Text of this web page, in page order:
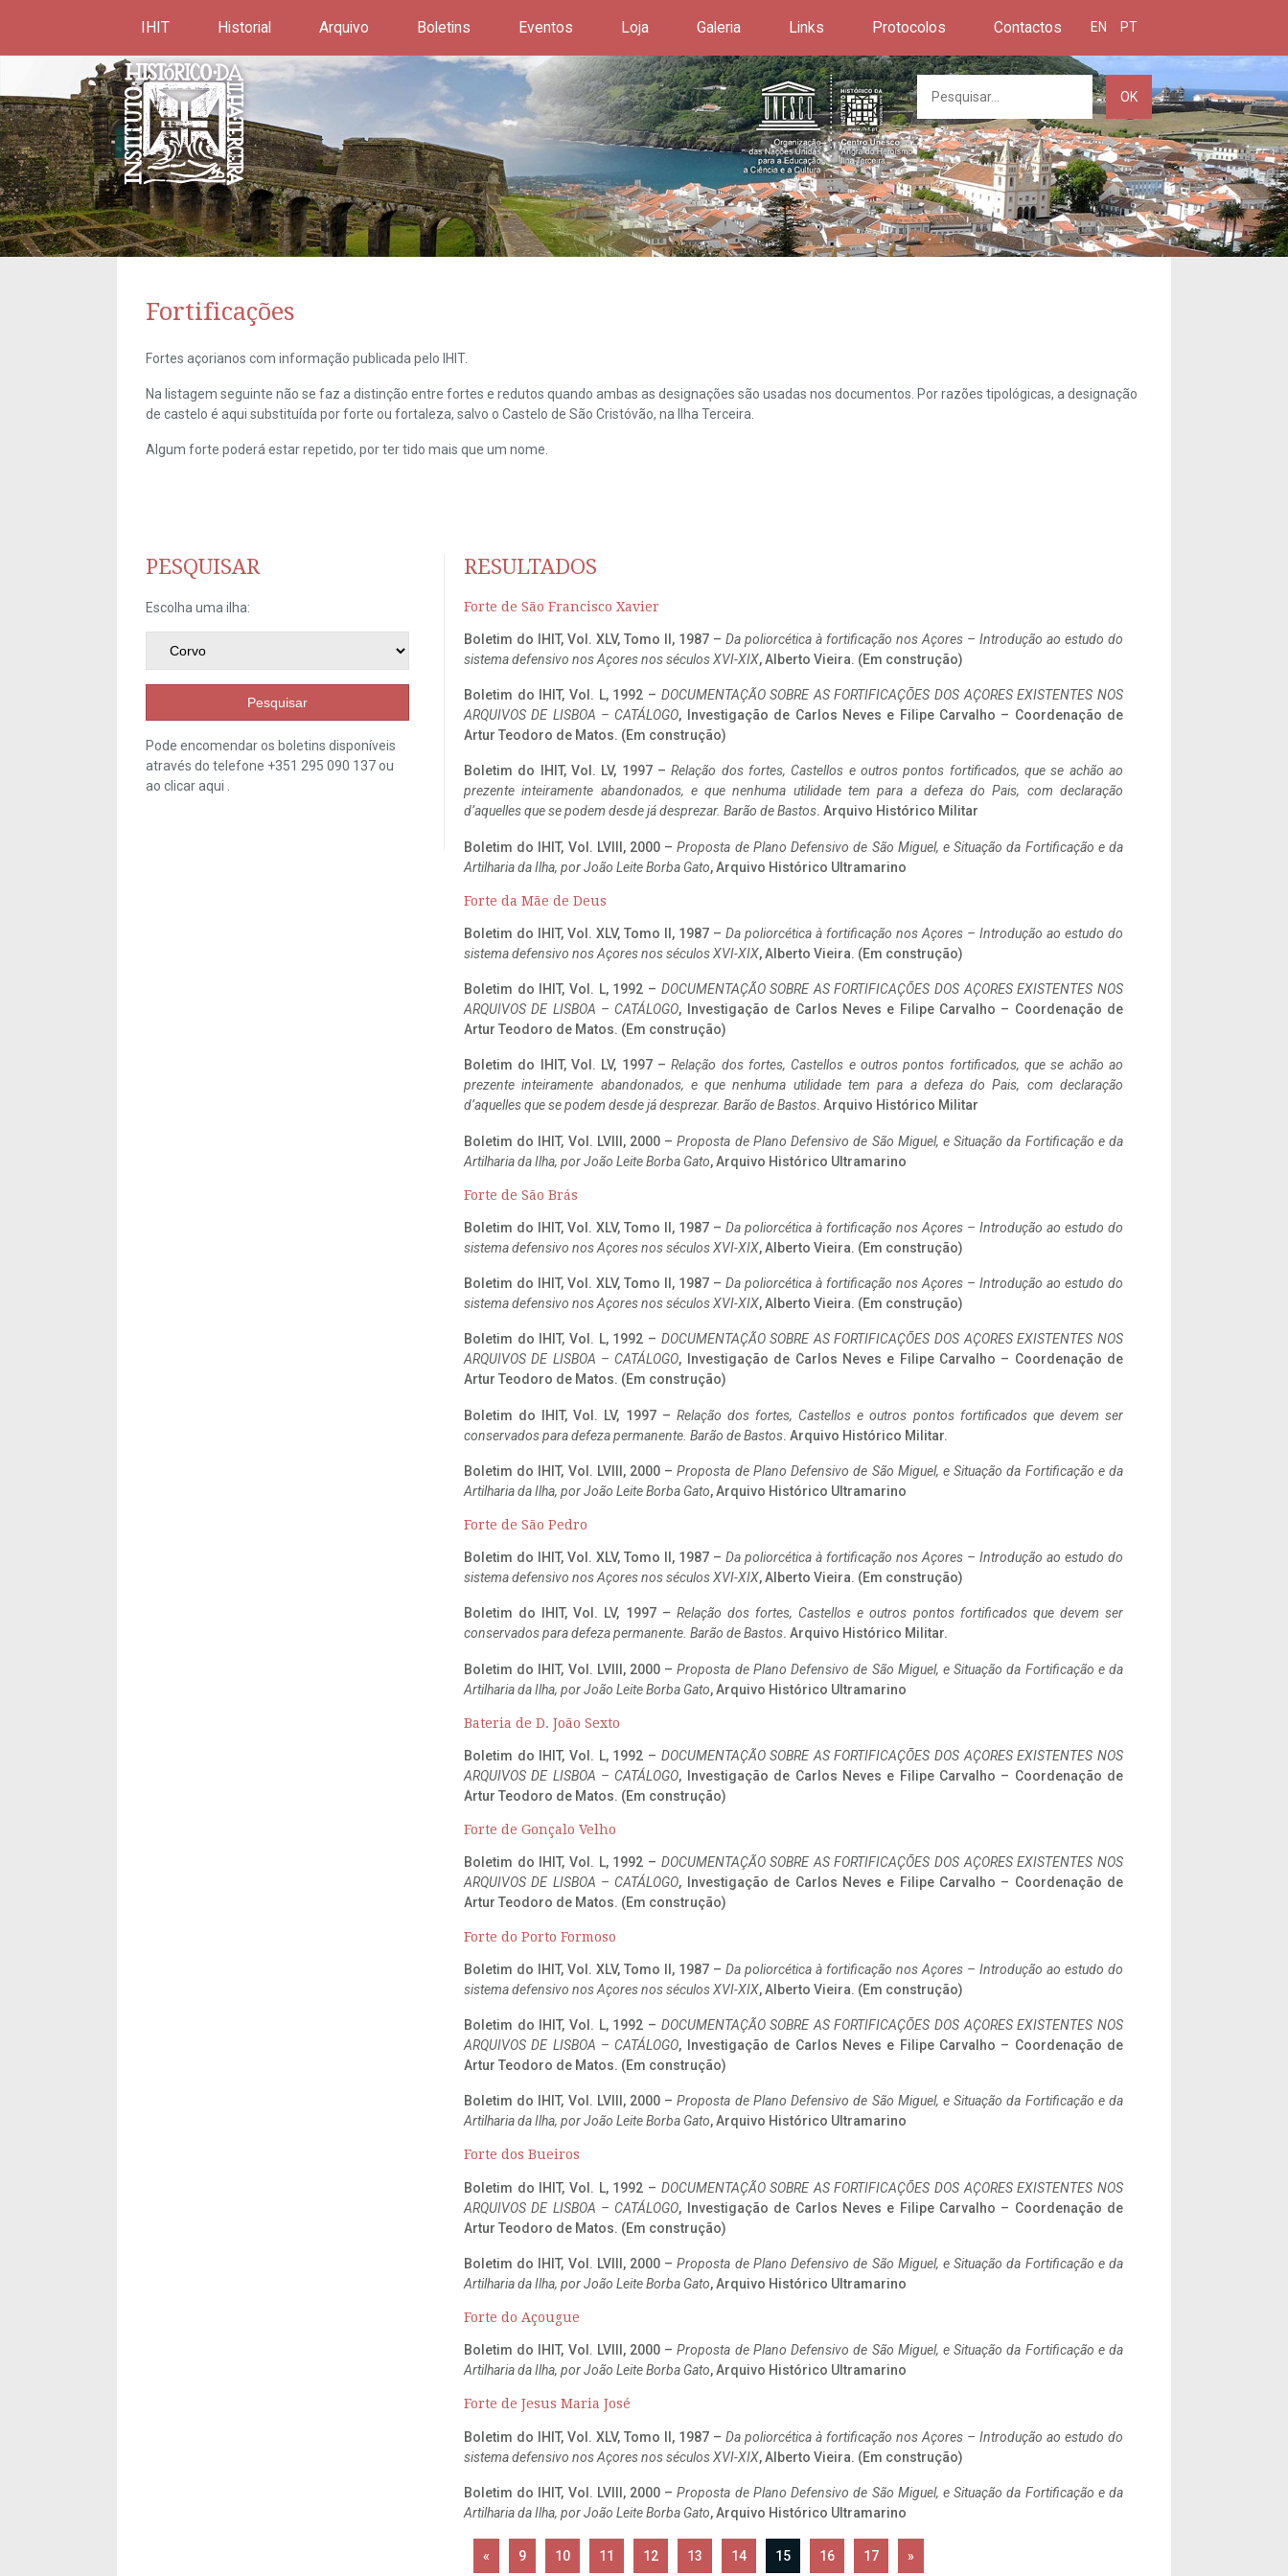
IHIT Historial Arquivo Boletins Eventos Loja Galeria Links Protocolos Contactos EN PT
OK
Fortificações
Fortes açorianos com informação publicada pelo IHIT.
Na listagem seguinte não se faz a distinção entre fortes e redutos quando ambas as designações são usadas nos documentos. Por razões tipológicas, a designação
de castelo é aqui substituída por forte ou fortaleza, salvo o Castelo de São Cristóvão, na Ilha Terceira.
Algum forte poderá estar repetido, por ter tido mais que um nome.
PESQUISAR
Escolha uma ilha:
Pesquisar
Pode encomendar os boletins disponíveis
através do telefone +351 295 090 137 ou
ao clicaraqui
RESULTADOS
Forte de São Francisco Xavier
Boletim do IHIT, Vol. XLV, Tomo II, 1987 – Da poliorcética à fortificação nos Açores – Introdução ao estudo do
sistema defensivo nos Açores nos séculos XVI-XIX, Alberto Vieira. (Em construção)
Boletim do IHIT, Vol. L, 1992 – DOCUMENTAÇÃO SOBRE AS FORTIFICAÇÕES DOS AÇORES EXISTENTES NOS
ARQUIVOS DE LISBOA – CATÁLOGO, Investigação de Carlos Neves e Filipe Carvalho – Coordenação de
Artur Teodoro de Matos. (Em construção)
Boletim do IHIT, Vol. LV, 1997 –Relação dos fortes, Castellos e outros pontos fortificados, que se achão ao
prezente inteiramente abandonados, e que nenhuma utilidade tem para a defeza do Pais, com declaração
d’aquelles que se podem desde já desprezar. Barão de Bastos. Arquivo Histórico Militar
Boletim do IHIT, Vol. LVIII, 2000 –Proposta de Plano Defensivo de São Miguel, e Situação da Fortificação e da
Artilharia da Ilha, por João Leite Borba Gato, Arquivo Histórico Ultramarino
Forte da Mãe de Deus
Boletim do IHIT, Vol. XLV, Tomo II, 1987 – Da poliorcética à fortificação nos Açores – Introdução ao estudo do
sistema defensivo nos Açores nos séculos XVI-XIX, Alberto Vieira. (Em construção)
Boletim do IHIT, Vol. L, 1992 – DOCUMENTAÇÃO SOBRE AS FORTIFICAÇÕES DOS AÇORES EXISTENTES NOS
ARQUIVOS DE LISBOA – CATÁLOGO, Investigação de Carlos Neves e Filipe Carvalho – Coordenação de
Artur Teodoro de Matos. (Em construção)
Boletim do IHIT, Vol. LV, 1997 –Relação dos fortes, Castellos e outros pontos fortificados, que se achão ao
prezente inteiramente abandonados, e que nenhuma utilidade tem para a defeza do Pais, com declaração
d’aquelles que se podem desde já desprezar. Barão de Bastos. Arquivo Histórico Militar
Boletim do IHIT, Vol. LVIII, 2000 –Proposta de Plano Defensivo de São Miguel, e Situação da Fortificação e da
Artilharia da Ilha, por João Leite Borba Gato, Arquivo Histórico Ultramarino
Forte de São Brás
Boletim do IHIT, Vol. XLV, Tomo II, 1987 – Da poliorcética à fortificação nos Açores – Introdução ao estudo do
sistema defensivo nos Açores nos séculos XVI-XIX, Alberto Vieira. (Em construção)
Boletim do IHIT, Vol. XLV, Tomo II, 1987 – Da poliorcética à fortificação nos Açores – Introdução ao estudo do
sistema defensivo nos Açores nos séculos XVI-XIX, Alberto Vieira. (Em construção)
Boletim do IHIT, Vol. L, 1992 – DOCUMENTAÇÃO SOBRE AS FORTIFICAÇÕES DOS AÇORES EXISTENTES NOS
ARQUIVOS DE LISBOA – CATÁLOGO, Investigação de Carlos Neves e Filipe Carvalho – Coordenação de
Artur Teodoro de Matos. (Em construção)
Boletim do IHIT, Vol. LV, 1997 – Relação dos fortes, Castellos e outros pontos fortificados que devem ser
conservados para defeza permanente. Barão de Bastos. Arquivo Histórico Militar.
Boletim do IHIT, Vol. LVIII, 2000 –Proposta de Plano Defensivo de São Miguel, e Situação da Fortificação e da
Artilharia da Ilha, por João Leite Borba Gato, Arquivo Histórico Ultramarino
Forte de São Pedro
Boletim do IHIT, Vol. XLV, Tomo II, 1987 – Da poliorcética à fortificação nos Açores – Introdução ao estudo do
sistema defensivo nos Açores nos séculos XVI-XIX, Alberto Vieira. (Em construção)
Boletim do IHIT, Vol. LV, 1997 – Relação dos fortes, Castellos e outros pontos fortificados que devem ser
conservados para defeza permanente. Barão de Bastos. Arquivo Histórico Militar.
Boletim do IHIT, Vol. LVIII, 2000 –Proposta de Plano Defensivo de São Miguel, e Situação da Fortificação e da
Artilharia da Ilha, por João Leite Borba Gato, Arquivo Histórico Ultramarino
Bateria de D. João Sexto
Boletim do IHIT, Vol. L, 1992 – DOCUMENTAÇÃO SOBRE AS FORTIFICAÇÕES DOS AÇORES EXISTENTES NOS
ARQUIVOS DE LISBOA – CATÁLOGO, Investigação de Carlos Neves e Filipe Carvalho – Coordenação de
Artur Teodoro de Matos. (Em construção)
Forte de Gonçalo Velho
Boletim do IHIT, Vol. L, 1992 – DOCUMENTAÇÃO SOBRE AS FORTIFICAÇÕES DOS AÇORES EXISTENTES NOS
ARQUIVOS DE LISBOA – CATÁLOGO, Investigação de Carlos Neves e Filipe Carvalho – Coordenação de
Artur Teodoro de Matos. (Em construção)
Forte do Porto Formoso
Boletim do IHIT, Vol. XLV, Tomo II, 1987 – Da poliorcética à fortificação nos Açores – Introdução ao estudo do
sistema defensivo nos Açores nos séculos XVI-XIX, Alberto Vieira. (Em construção)
Boletim do IHIT, Vol. L, 1992 – DOCUMENTAÇÃO SOBRE AS FORTIFICAÇÕES DOS AÇORES EXISTENTES NOS
ARQUIVOS DE LISBOA – CATÁLOGO, Investigação de Carlos Neves e Filipe Carvalho – Coordenação de
Artur Teodoro de Matos. (Em construção)
Boletim do IHIT, Vol. LVIII, 2000 –Proposta de Plano Defensivo de São Miguel, e Situação da Fortificação e da
Artilharia da Ilha, por João Leite Borba Gato, Arquivo Histórico Ultramarino
Forte dos Bueiros
Boletim do IHIT, Vol. L, 1992 – DOCUMENTAÇÃO SOBRE AS FORTIFICAÇÕES DOS AÇORES EXISTENTES NOS
ARQUIVOS DE LISBOA – CATÁLOGO, Investigação de Carlos Neves e Filipe Carvalho – Coordenação de
Artur Teodoro de Matos. (Em construção)
Boletim do IHIT, Vol. LVIII, 2000 –Proposta de Plano Defensivo de São Miguel, e Situação da Fortificação e da
Artilharia da Ilha, por João Leite Borba Gato, Arquivo Histórico Ultramarino
Forte do Açougue
Boletim do IHIT, Vol. LVIII, 2000 –Proposta de Plano Defensivo de São Miguel, e Situação da Fortificação e da
Artilharia da Ilha, por João Leite Borba Gato, Arquivo Histórico Ultramarino
Forte de Jesus Maria José
Boletim do IHIT, Vol. XLV, Tomo II, 1987 – Da poliorcética à fortificação nos Açores – Introdução ao estudo do
sistema defensivo nos Açores nos séculos XVI-XIX, Alberto Vieira. (Em construção)
Boletim do IHIT, Vol. LVIII, 2000 –Proposta de Plano Defensivo de São Miguel, e Situação da Fortificação e da
Artilharia da Ilha, por João Leite Borba Gato, Arquivo Histórico Ultramarino
« 9 10 11 12 13 14 15 16 17 »